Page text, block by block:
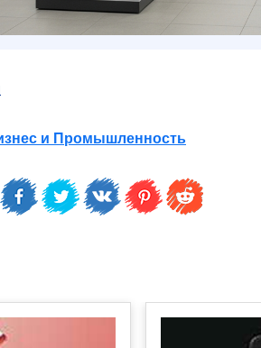
и Промышленность